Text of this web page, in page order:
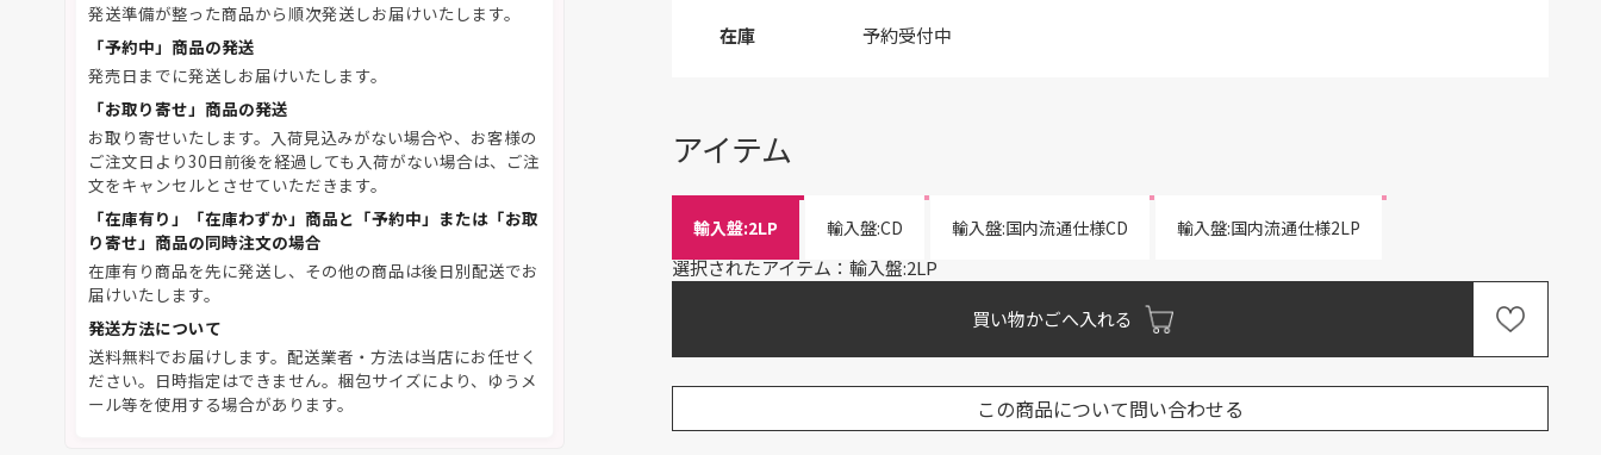
発送準備が整った商品から順次発送しお届けいたします。
「予約中」商品の発送
発売日までに発送しお届けいたします。
「お取り寄せ」商品の発送
お取り寄せいたします。入荷見込みがない場合や、お客様の
ご注文日より30日前後を経過しても入荷がない場合は、ご注
文をキャンセルとさせていただきます。
「在庫有り」「在庫わずか」商品と「予約中」または「お取
り寄せ」商品の同時注文の場合
在庫有り商品を先に発送し、その他の商品は後日別配送でお
届けいたします。
発送方法について
送料無料でお届けします。配送業者・方法は当店にお任せく
ださい。日時指定はできません。梱包サイズにより、ゆうメ
ール等を使用する場合があります。
在庫 予約受付中
アイテム
輸入盤:2LP 輸入盤:CD 輸入盤:国内流通仕様CD 輸入盤:国内流通仕様2LP
選択されたアイテム：輸入盤:2LP
買い物かごへ入れる
この商品について問い合わせる